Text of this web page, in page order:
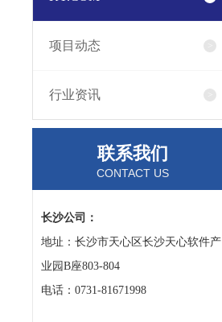
项目动态
行业资讯
联系我们
CONTACT US
长沙公司：
地址：长沙市天心区长沙天心软件产
业园B座803-804
电话：0731-81671998